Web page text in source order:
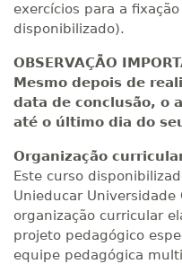
exercícios para a
disponibilizado).
OBSERVAÇÃO
Mesmo depois de
data de conclusão, o
até o último dia do
Organização
Este curso
Unieducar
organização curricular
projeto pedagógico
equipe pedagógica